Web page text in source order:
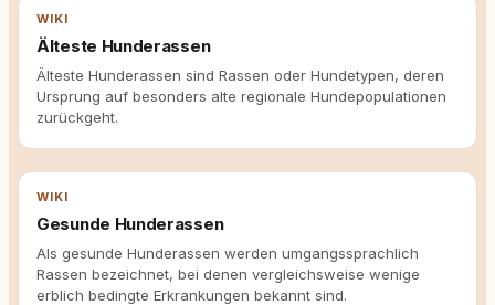
WIKI
Älteste Hunderassen
Älteste Hunderassen sind Rassen oder Hundetypen, deren
Ursprung auf besonders alte regionale Hundepopulationen
zurückgeht.
WIKI
Gesunde Hunderassen
Als gesunde Hunderassen werden umgangssprachlich
Rassen bezeichnet, bei denen vergleichsweise wenige
erblich bedingte Erkrankungen bekannt sind.